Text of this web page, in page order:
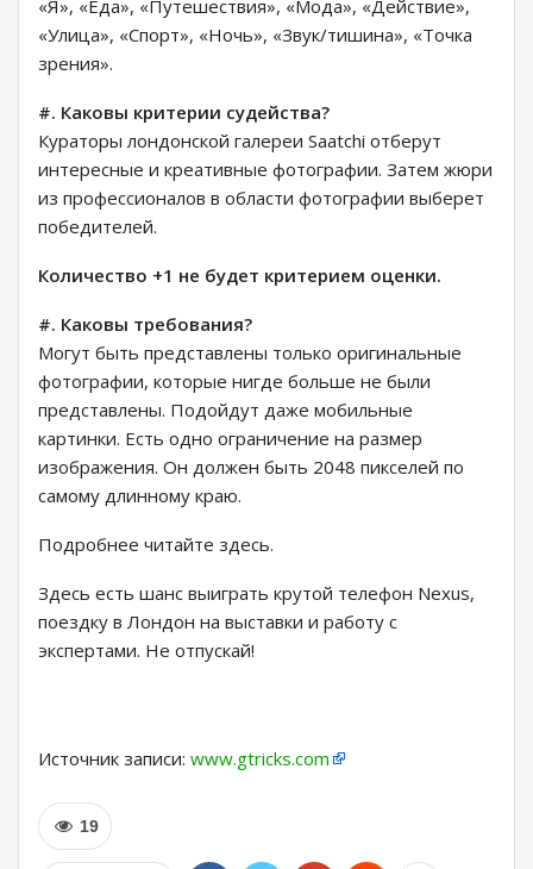
«Я», «Еда», «Путешествия», «Мода», «Действие»,
«Улица», «Спорт», «Ночь», «Звук/тишина», «Точка
зрения».
#. Каковы критерии судейства?
Кураторы лондонской галереи Saatchi отберут
интересные и креативные фотографии. Затем жюри
из профессионалов в области фотографии выберет
победителей.
Количество +1 не будет критерием оценки.
#. Каковы требования?
Могут быть представлены только оригинальные
фотографии, которые нигде больше не были
представлены. Подойдут даже мобильные
картинки. Есть одно ограничение на размер
изображения. Он должен быть 2048 пикселей по
самому длинному краю.
Подробнее читайте здесь.
Здесь есть шанс выиграть крутой телефон Nexus,
поездку в Лондон на выставки и работу с
экспертами. Не отпускай!
Источник записи: www.gtricks.com
19